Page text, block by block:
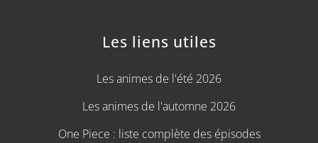
Les liens utiles
Les animes de l'été 2026
Les animes de l'automne 2026
One Piece : liste complète des épisodes